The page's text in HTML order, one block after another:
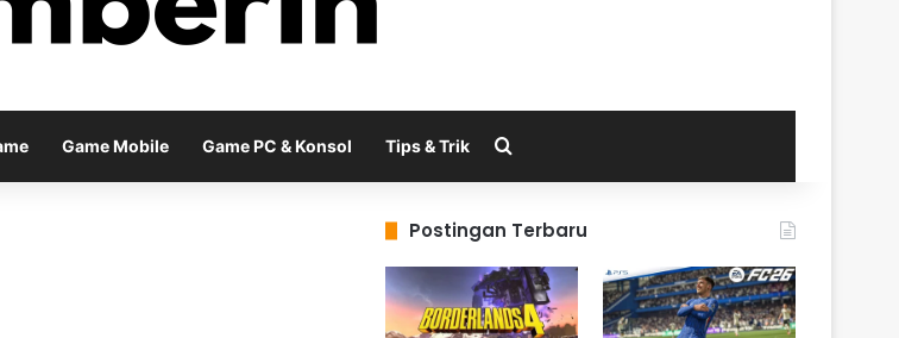
Game Mobile Game PC & Konsol Tips & Trik
Postingan Terbaru